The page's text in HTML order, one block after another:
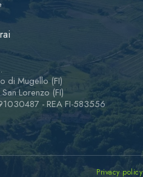
di Mugello (FI)
Lorenzo (FI)
- REA FI-583556
Privacy policy